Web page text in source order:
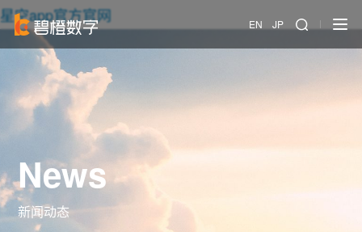
EN JP
星空app官方官网
News
新闻动态